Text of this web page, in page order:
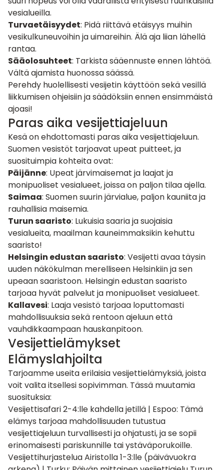
vesialueilla.
Turvaetäisyydet: Pidä riittävä etäisyys muihin
vesikulkuneuvoihin ja uimareihin. Älä aja liian lähellä
rantaa.
Sääolosuhteet: Tarkista sääennuste ennen lähtöä.
Vältä ajamista huonossa säässä.
Perehdy huolellisesti vesijetin käyttöön sekä vesillä
liikkumisen ohjeisiin ja säädöksiin ennen ensimmäistä
ajoasi!
Paras aika vesijettiajeluun
Kesä on ehdottomasti paras aika vesijettiajeluun.
Suomen vesistöt tarjoavat upeat puitteet, ja
suosituimpia kohteita ovat:
Päijänne: Upeat järvimaisemat ja laajat ja
monipuoliset vesialueet, joissa on paljon tilaa ajella.
Saimaa: Suomen suurin järvialue, paljon kauniita ja
rauhallisia maisemia.
Turun saaristo: Lukuisia saaria ja suojaisia
vesialueita, maailman kauneimmaksikin kehuttu
saaristo!
Helsingin edustan saaristo: Vesijetti avaa täysin
uuden näkökulman merelliseen Helsinkiin ja sen
upeaan saaristoon. Helsingin edustan saaristo
tarjoaa hyvät palvelut ja monipuoliset vesialueet.
Kallavesi: Laaja vesistö tarjoaa loputtomasti
mahdollisuuksia sekä rentoon ajeluun että
vauhdikkaampaan hauskanpitoon.
Vesijettielämykset
Elämyslahjoilta
Tarjoamme useita erilaisia vesijettielämyksiä, joista
voit valita itsellesi sopivimman. Tässä muutamia
suosituksia:
Vesijettisafari 2-4:lle kahdella jetillä | Espoo: Tämä
elämys tarjoaa mahdollisuuden tutustua
vesijettiajeluun turvallisesti ja ohjatusti, ja se sopii
erinomaisesti pariskunnille tai ystäväporukoille.
Vesijettihurjastelua Airistolla 1-3:lle (päivävuokra